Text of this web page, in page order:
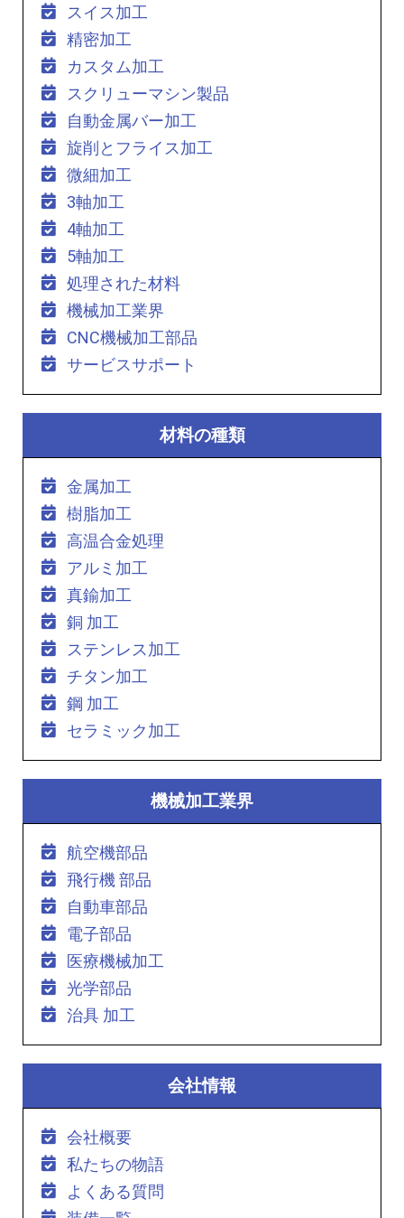
スイス加工
精密加工
カスタム加工
スクリューマシン製品
自動金属バー加工
旋削とフライス加工
微細加工
3軸加工
4軸加工
5軸加工
処理された材料
機械加工業界
CNC機械加工部品
サービスサポート
材料の種類
金属加工
樹脂加工
高温合金処理
アルミ加工
真鍮加工
銅 加工
ステンレス加工
チタン加工
鋼 加工
セラミック加工
機械加工業界
航空機部品
飛行機 部品
自動車部品
電子部品
医療機械加工
光学部品
治具 加工
会社情報
会社概要
私たちの物語
よくある質問